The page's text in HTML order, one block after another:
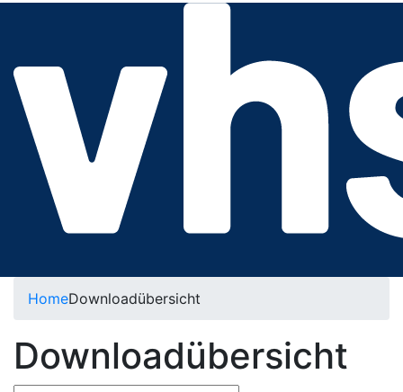
HomeDownloadübersicht
Downloadübersicht